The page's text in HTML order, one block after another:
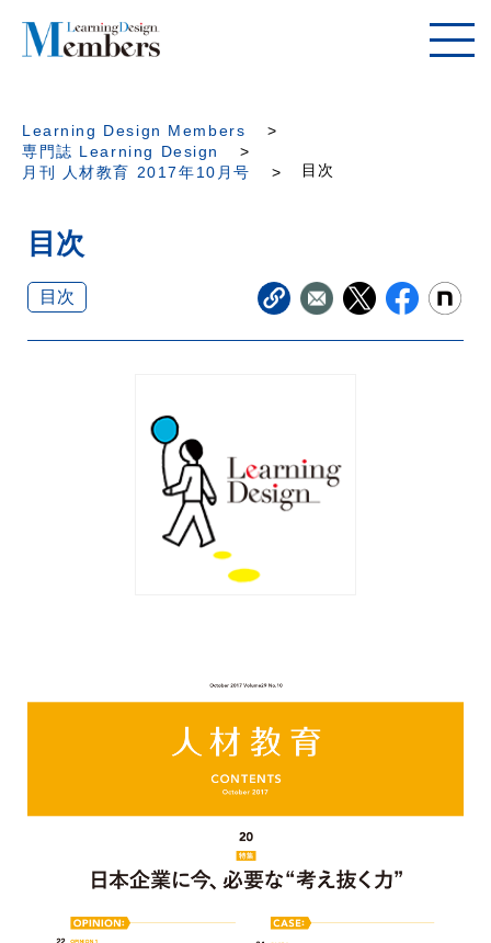
Learning Design Members
専門誌 Learning Design
月刊 人材教育 2017年10月号
目次
目次
目次